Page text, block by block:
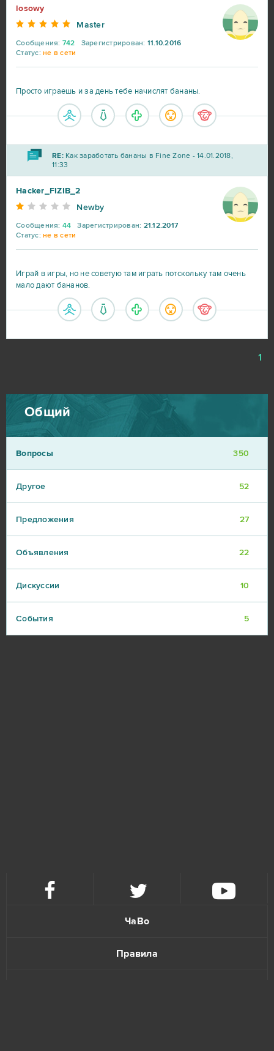
losowy
Master
Сообщения: 742 Зарегистрирован: 11.10.2016
Статус: не в сети
Просто играешь и за день тебе начислят бананы.
RE:Как заработать бананы в Fine Zone - 14.01.2018,
11:33
Hacker_FIZIB_2
Newby
Сообщения: 44 Зарегистрирован: 21.12.2017
Статус: не в сети
Играй в игры, но не советую там играть потскольку там очень
мало дают бананов.
1
Общий
Вопросы 350
Другое 52
Предложения 27
Объявления 22
Дискуссии 10
События 5
ЧаВо
Правила